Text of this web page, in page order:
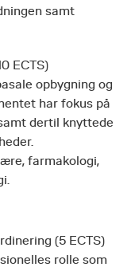
samt
ECTS)
opbygning og
har fokus på
dertil knyttede
farmakologi,
(5 ECTS)
rolle som